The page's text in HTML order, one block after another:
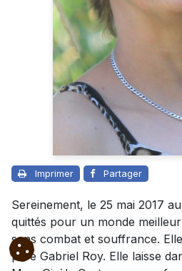
Imprimer Partager
Sereinement, le 25 mai 2017
quittés pour un monde meilleur
sans combat et souffrance.
père Gabriel Roy. Elle laisse